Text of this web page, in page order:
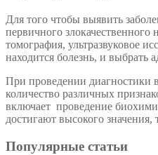
Для того чтобы выявить
первичного
томография, ультразвуковое
находится болезнь, и выбрать
При проведении диагностики
количество различных
включает проведение
достигают высокого
Популярные статьи